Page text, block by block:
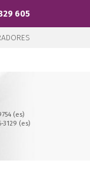
605
(es)
3129 (es)